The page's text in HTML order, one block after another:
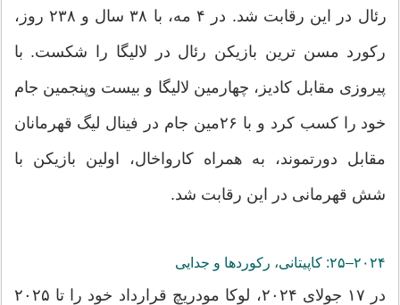
رئال در این رقابت شد. در ۴ مه، با ۳۸ سال و ۲۳۸ روز،
رکورد مسن ترین بازیکن رئال در لالیگا را شکست. با
پیروزی مقابل کادیز، چهارمین لالیگا و بیست وپنجمین جام
خود را کسب کرد و با ۲۶مین جام در فینال لیگ قهرمانان
مقابل دورتموند، به همراه کارواخال، اولین بازیکن با
شش قهرمانی در این رقابت شد.
۲۰۲۴–۲۵: کاپیتانی، رکوردها و جدایی
در ۱۷ جولای ۲۰۲۴، لوکا مودریچ قرارداد خود را تا ۲۰۲۵